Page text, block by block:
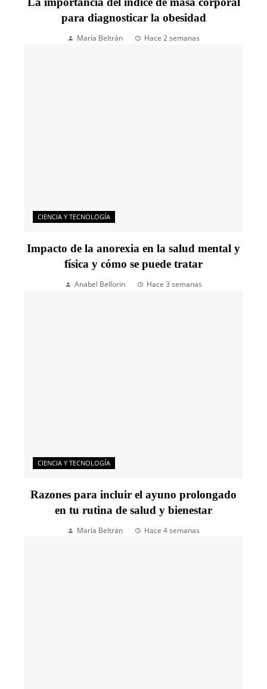
para diagnosticar la obesidad
María Beltrán Hace 2 semanas
CIENCIA Y TECNOLOGÍA
Impacto de la anorexia en la salud mental y
física y cómo se puede tratar
Anabel Bellorin Hace 3 semanas
CIENCIA Y TECNOLOGÍA
Razones para incluir el ayuno prolongado
en tu rutina de salud y bienestar
María Beltrán Hace 4 semanas